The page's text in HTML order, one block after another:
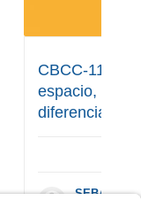
CBCC-1177
espacio,
diferencia